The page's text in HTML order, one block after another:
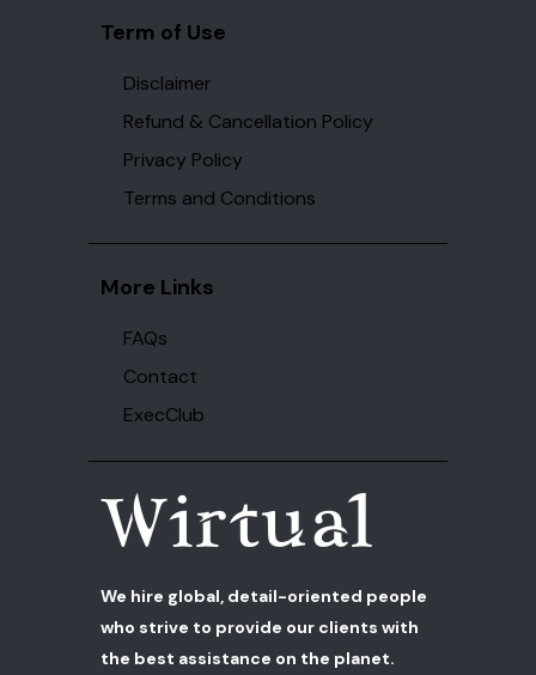
Term of Use
Disclaimer
Refund & Cancellation Policy
Privacy Policy
Terms and Conditions
More Links
FAQs
Contact
ExecClub
We hire global, detail-oriented people
who strive to provide our clients with
the best assistance on the planet.